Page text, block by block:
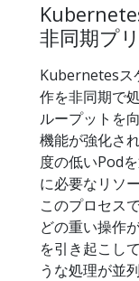
非同期プ
Kubernetesス
作を非同期で
ループットを
機能が強化さ
度の低いPod
に必要なリソ
このプロセス
どの重い操作
を引き起こし
うな処理が並